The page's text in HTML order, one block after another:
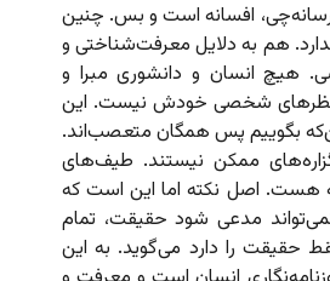
رسانه‌چی، افسانه است و بس. چنین
هم به دلایل معرفت‌شناختی و
هیچ انسان و دانشوری مبرا و
و نظرهای شخصی خودش نیست. این
بگوییم پس همگان متعصب‌اند.
گزاره‌های ممکن نیستند. طیف‌های
هست. اصل نکته اما این است که
مدعی شود حقیقت، تمام
حقیقت را دارد می‌گوید. به این